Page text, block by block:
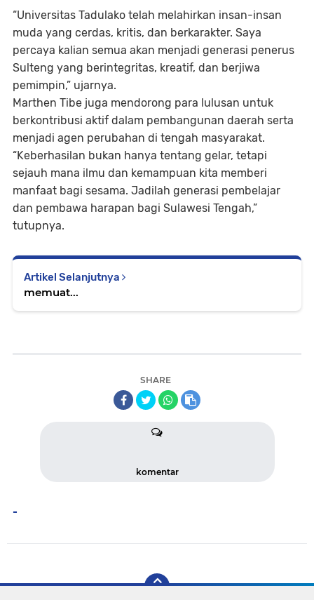
“Universitas Tadulako telah melahirkan insan-insan
muda yang cerdas, kritis, dan berkarakter. Saya
percaya kalian semua akan menjadi generasi penerus
Sulteng yang berintegritas, kreatif, dan berjiwa
pemimpin,” ujarnya.
Marthen Tibe juga mendorong para lulusan untuk
berkontribusi aktif dalam pembangunan daerah serta
menjadi agen perubahan di tengah masyarakat.
“Keberhasilan bukan hanya tentang gelar, tetapi
sejauh mana ilmu dan kemampuan kita memberi
manfaat bagi sesama. Jadilah generasi pembelajar
dan pembawa harapan bagi Sulawesi Tengah,”
tutupnya.
Artikel Selanjutnya
memuat...
SHARE
komentar
-